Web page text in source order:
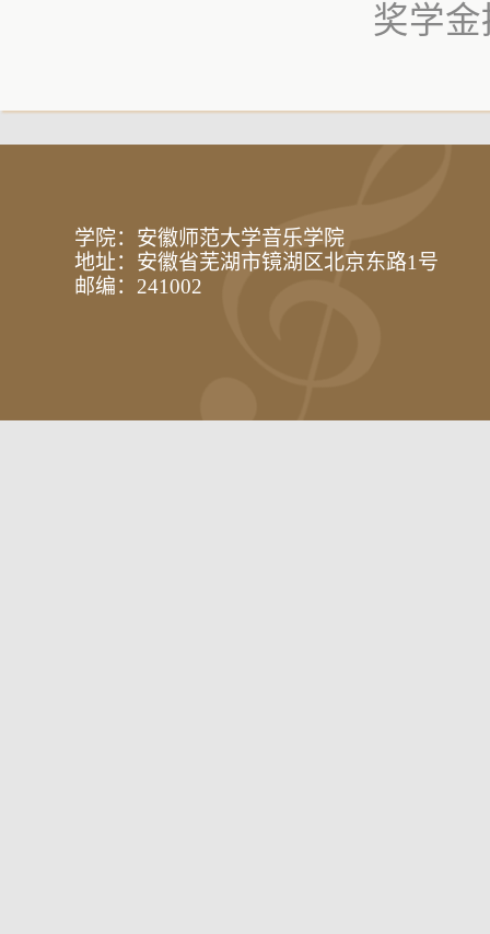
奖学
学院：安徽师范大学音乐学院
地址：安徽省芜湖市镜湖区北京东路1号
邮编：241002